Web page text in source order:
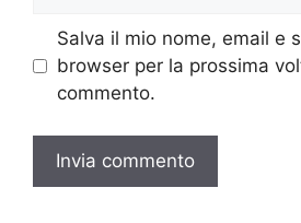
Salva il mio nome, email e
browser per la prossima
commento.